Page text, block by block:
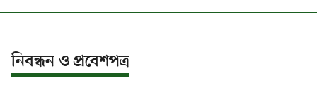
নিবন্ধন ও প্রবেশপত্র